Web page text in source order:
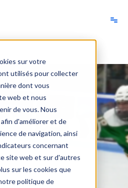
sur votre
utilisés pour collecter
dont vous
web et nous
de vous. Nous
d'améliorer et de
de navigation, ainsi
concernant
site web et sur d'autres
sur les cookies que
politique de